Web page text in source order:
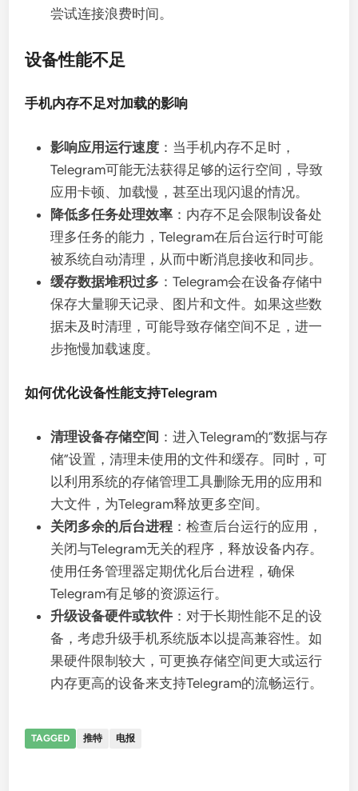
尝试连接浪费时间。
设备性能不足
手机内存不足对加载的影响
影响应用运行速度 ：当手机内存不足时，
Telegram可能无法获得足够的运行空间，导致
应用卡顿、加载慢，甚至出现闪退的情况。
降低多任务处理效率 ：内存不足会限制设备处
理多任务的能力，Telegram在后台运行时可能
被系统自动清理，从而中断消息接收和同步。
缓存数据堆积过多 ：Telegram会在设备存储中
保存大量聊天记录、图片和文件。如果这些数
据未及时清理，可能导致存储空间不足，进一
步拖慢加载速度。
如何优化设备性能支持Telegram
清理设备存储空间 ：进入Telegram的“数据与存
储”设置，清理未使用的文件和缓存。同时，可
以利用系统的存储管理工具删除无用的应用和
大文件，为Telegram释放更多空间。
关闭多余的后台进程 ：检查后台运行的应用，
关闭与Telegram无关的程序，释放设备内存。
使用任务管理器定期优化后台进程，确保
Telegram有足够的资源运行。
升级设备硬件或软件 ：对于长期性能不足的设
备，考虑升级手机系统版本以提高兼容性。如
果硬件限制较大，可更换存储空间更大或运行
内存更高的设备来支持Telegram的流畅运行。
TAGGED 推特 电报